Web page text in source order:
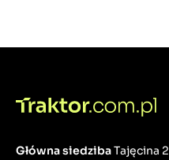
Główna siedzibaTajęcina